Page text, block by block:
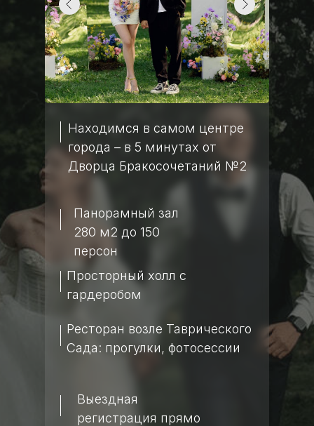
Находимся в самом центре
города – в 5 минутах от
Дворца Бракосочетаний №2
Панорамный зал
280 м2 до 150
персон
Просторный холл с
гардеробом
Ресторан возле Таврического
Сада: прогулки, фотосессии
Выездная
регистрация прямо